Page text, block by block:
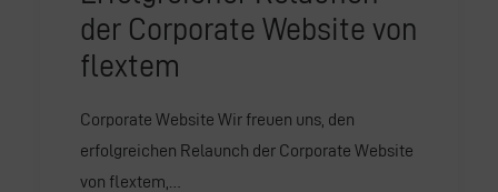
der Corporate Website von
flextem
Corporate Website Wir freuen uns, den
erfolgreichen Relaunch der Corporate Website
von flextem,…